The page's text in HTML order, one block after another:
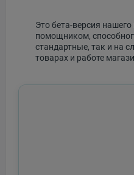
Это бета-версия
помощником,
стандартные, так и на
товарах и работе